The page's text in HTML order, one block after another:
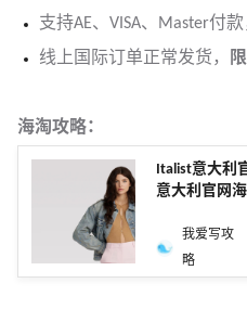
支持AE、VISA、Master付款
线上国际订单正常发货，
海淘攻略：
Italist意大利
意大利官网
我爱写攻
略